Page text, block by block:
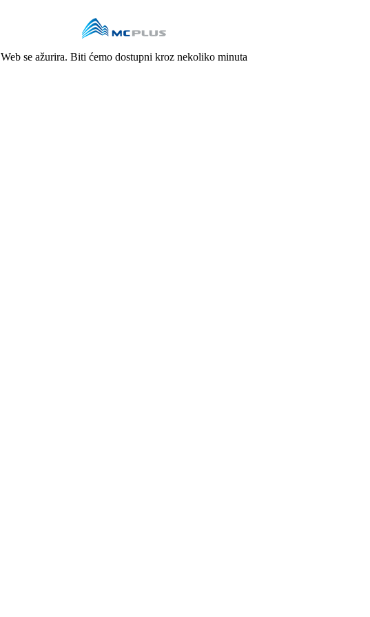
Web se ažurira. Biti ćemo dostupni kroz nekoliko minuta